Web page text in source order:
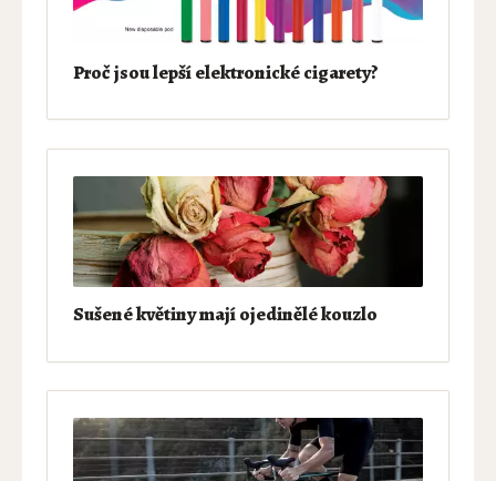
Proč jsou lepší elektronické cigarety?
Sušené květiny mají ojedinělé kouzlo